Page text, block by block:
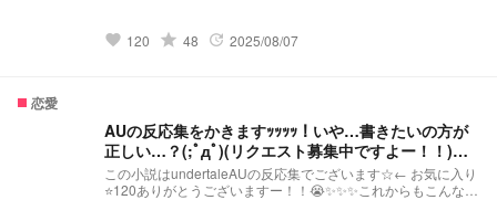
favorite 120 grade 48 update 2025/08/07
恋愛
AUの反応集をかきますｯｯｯｯ！いや…書きたいの方が
正しい…？(;ﾟдﾟ)(リクエスト募集中ですよー！！)
【現在最新停止中】
この小説はundertaleAUの反応集でございます☆← お気に入り
⭐️120ありがとうございますー！！😭✨️✨️✨️これからもこんな亀